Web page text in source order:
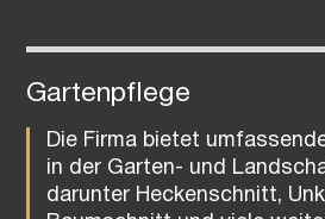
Gartenpflege
Die Firma bietet
in der Garten- und
darunter Heckenschnitt,